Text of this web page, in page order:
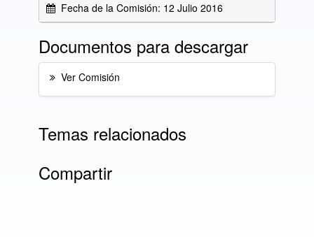
Fecha de la Comisión: 12 Julio 2016
Documentos para descargar
Ver Comisión
Temas relacionados
Compartir